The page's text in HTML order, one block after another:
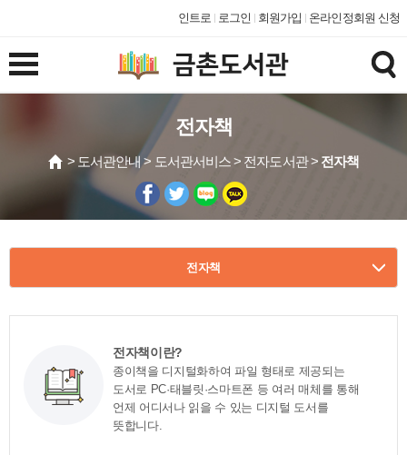
인트로 로그인 회원가입 온라인정회원 신청
전자책
> 도서관안내 > 도서관서비스 > 전자도서관 > 전자책
전자책
전자책이란?
종이책을 디지털화하여 파일 형태로 제공되는
도서로 PC·태블릿·스마트폰 등 여러 매체를 통해
언제 어디서나 읽을 수 있는 디지털 도서를
뜻합니다.